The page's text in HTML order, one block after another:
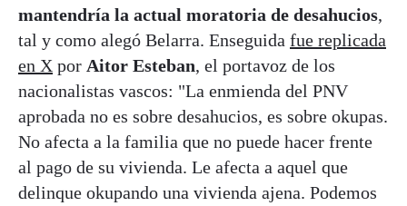
mantendría la actual moratoria de desahucios,
tal y como alegó Belarra. Enseguida fue replicada
en X por Aitor Esteban, el portavoz de los
nacionalistas vascos: "La enmienda del PNV
aprobada no es sobre desahucios, es sobre okupas.
No afecta a la familia que no puede hacer frente
al pago de su vivienda. Le afecta a aquel que
delinque okupando una vivienda ajena. Podemos